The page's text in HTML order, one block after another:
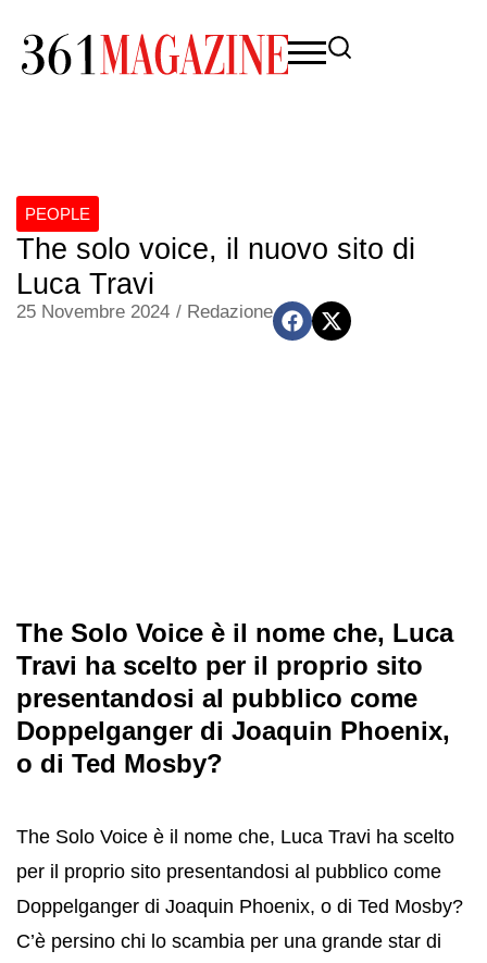
PEOPLE
The solo voice, il nuovo sito di
Luca Travi
25 Novembre 2024 / Redazione
The Solo Voice è il nome che, Luca
Travi ha scelto per il proprio sito
presentandosi al pubblico come
Doppelganger di Joaquin Phoenix,
o di Ted Mosby?
The Solo Voice è il nome che, Luca Travi ha scelto
per il proprio sito presentandosi al pubblico come
Doppelganger di Joaquin Phoenix, o di Ted Mosby?
C’è persino chi lo scambia per una grande star di